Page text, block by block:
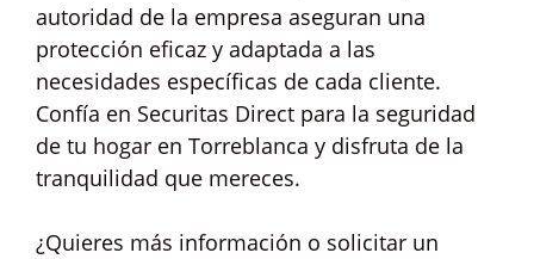
autoridad de la empresa aseguran una
protección eficaz y adaptada a las
necesidades específicas de cada cliente.
Confía en Securitas Direct para la seguridad
de tu hogar en Torreblanca y disfruta de la
tranquilidad que mereces.
¿Quieres más información o solicitar un